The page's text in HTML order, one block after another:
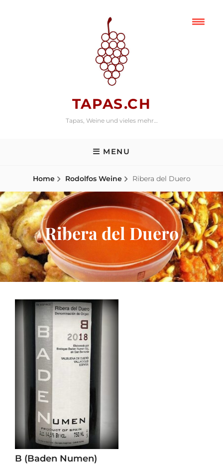
TAPAS.CH
Tapas, Weine und vieles mehr…
MENU
Home Rodolfos Weine Ribera del Duero
Ribera del Duero
B (Baden Numen)